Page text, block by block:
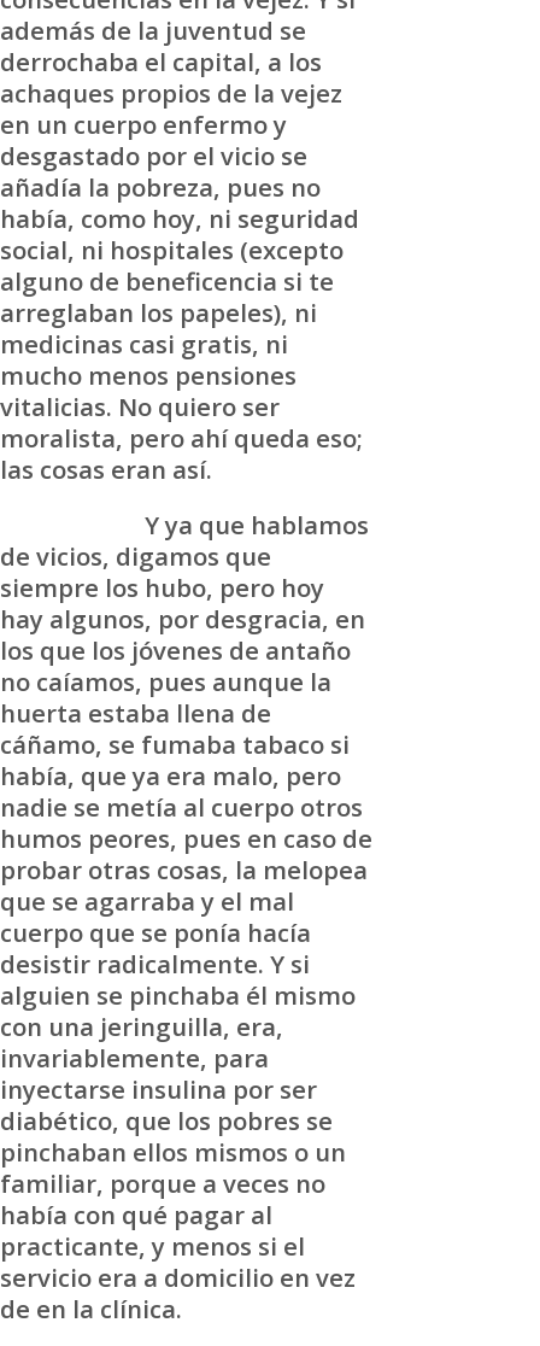
además de la juventud se
derrochaba el capital, a los
achaques propios de la vejez
en un cuerpo enfermo y
desgastado por el vicio se
añadía la pobreza, pues no
había, como hoy, ni seguridad
social, ni hospitales (excepto
alguno de beneficencia si te
arreglaban los papeles), ni
medicinas casi gratis, ni
mucho menos pensiones
vitalicias. No quiero ser
moralista, pero ahí queda eso;
las cosas eran así.
Y ya que hablamos
de vicios, digamos que
siempre los hubo, pero hoy
hay algunos, por desgracia, en
los que los jóvenes de antaño
no caíamos, pues aunque la
huerta estaba llena de
cáñamo, se fumaba tabaco si
había, que ya era malo, pero
nadie se metía al cuerpo otros
humos peores, pues en caso de
probar otras cosas, la melopea
que se agarraba y el mal
cuerpo que se ponía hacía
desistir radicalmente. Y si
alguien se pinchaba él mismo
con una jeringuilla, era,
invariablemente, para
inyectarse insulina por ser
diabético, que los pobres se
pinchaban ellos mismos o un
familiar, porque a veces no
había con qué pagar al
practicante, y menos si el
servicio era a domicilio en vez
de en la clínica.